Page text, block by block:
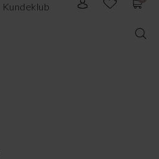
Kundeklub